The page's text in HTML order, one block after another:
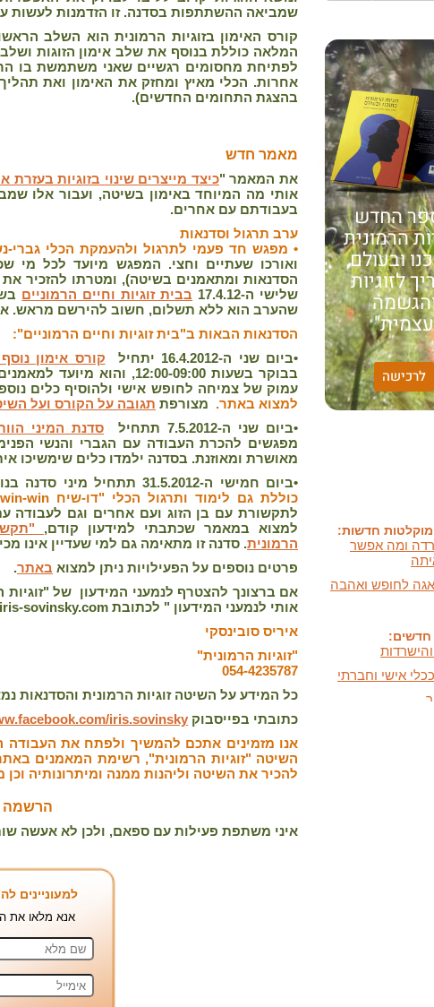
שמביאה ההשתתפות בסדנה. זו הזדמנות לעשות
קורס האימון בזוגיות הרמונית הוא השלב
המלאה כוללת בנוסף את שלב אימון הזוגות
לפתיחת מחסומים רגשיים שאני משתמשת בו
אחרות. הכלי מאיץ ומחזק את האימון ואת
בהצגת התחומים החדשים).
מאמר חדש
את המאמר "כיצד מייצרים שינוי בזוגיות בעזרת
אותי מה המיוחד באימון בשיטה, ועבור אלו
בעבודתם עם אחרים.
ערב תרגול וסדנאות
• מפגש חד פעמי לתרגול ולהעמקת הכלי גברי-
ואורכו שעתיים וחצי. המפגש מיועד לכל מי
הסדנאות ומתאמנים בשיטה), ומטרתו להזכיר
שלישי ה-17.4.12
בבית זוגיות וחיים הרמוניים
שהערב הוא ללא תשלום, חשוב להירשם מראש.
הסדנאות הבאות ב"בית זוגיות וחיים הרמוניים":
•ביום שני ה-16.4.2012 יתחיל
קורס אימון
בבוקר בשעות 12:00-09:00,
עמוק של צמיחה לחופש אישי ולהוסיף כלים
למצוא באתר. מצורפת תגובה על הקורס ועל
•ביום שני ה-7.5.2012 תתחיל
סדנת המיני
מפגשים להכרת העבודה עם הגברי והנשי
מאושרת ומאוזנת. בסדנה ילמדו כלים שימשיכו
•ביום חמישי ה-31.5.2012 תתחיל מיני סדנה בנושא
כוללת גם לימוד ותרגול הכלי "דו-שיח win-win"
לתקשורת עם בן הזוג ועם אחרים וגם לעבודה
למצוא במאמר שכתבתי למידעון קודם,
הרמונית. סדנה זו מתאימה גם למי שעדיין אינו
פרטים נוספים על הפעילויות ניתן למצוא באתר.
אם ברצונך להצטרף לנמעני המידעון של
אותי לנמעני המידעון " לכתובת harmony@iris-sovinsky.com, או הירשם למידעון באתר.
איריס סובינסקי
"זוגיות הרמונית"
054-4235787
כל המידע על השיטה זוגיות הרמונית והסדנאות
כתובתי בפייסבוק iris.sovinsky
אנו מזמינים אתכם להמשיך ולפתח את העבודה
השיטה "זוגיות הרמונית", רשימת המאמנים
להכיר את השיטה וליהנות ממנה ומיתרונותיה וכן
הרשמה
איני משתפת פעילות עם ספאם, ולכן לא אעשה
למעוניינים
אנא מלאו את
החדש
הרמונית
ובעולם,
לזוגיות
עצמית"
לרכישה
שפע של אפשרויות,
לה שם וקוראים
לחופש ואהבה
אישי וחברתי
מעשיים
עצמית במצבי